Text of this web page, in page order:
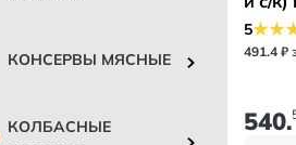
КОНСЕРВЫ МЯСНЫЕ
КОЛБАСНЫЕ
газ/
МК/
5
491.4 ₽
540.